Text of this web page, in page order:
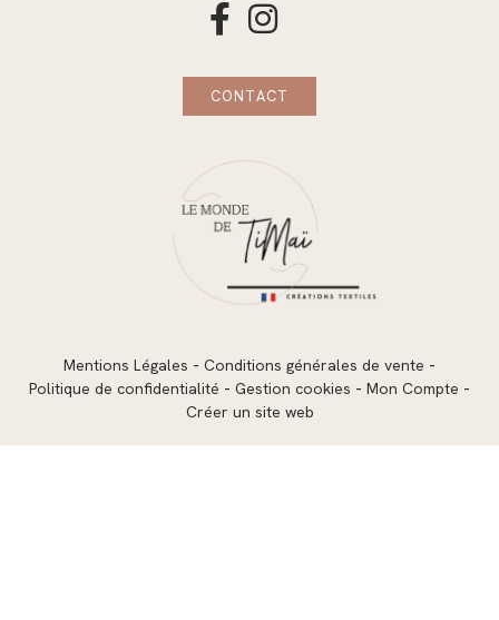
 
CONTACT
Mentions Légales
Conditions générales de vente
Politique de confidentialité
Gestion cookies
Mon Compte
Créer un site web